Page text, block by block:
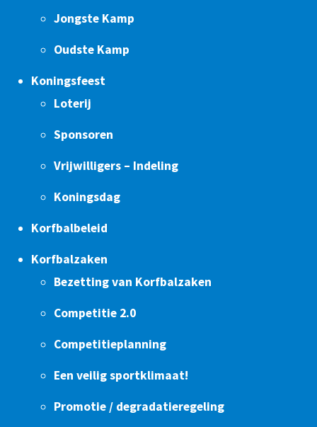
Jongste Kamp
Oudste Kamp
Koningsfeest
Loterij
Sponsoren
Vrijwilligers – Indeling
Koningsdag
Korfbalbeleid
Korfbalzaken
Bezetting van Korfbalzaken
Competitie 2.0
Competitieplanning
Een veilig sportklimaat!
Promotie / degradatieregeling